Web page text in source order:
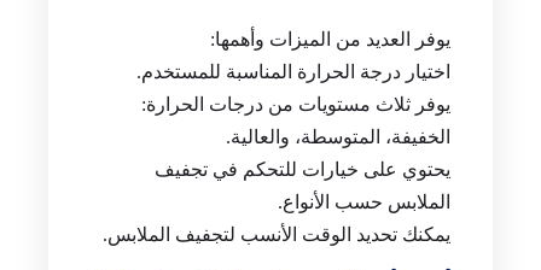
يوفر العديد من الميزات وأهمها:
اختيار درجة الحرارة المناسبة للمستخدم.
يوفر ثلاث مستويات من درجات الحرارة:
الخفيفة، المتوسطة، والعالية.
يحتوي على خيارات للتحكم في تجفيف
الملابس حسب الأنواع.
يمكنك تحديد الوقت الأنسب لتجفيف الملابس.